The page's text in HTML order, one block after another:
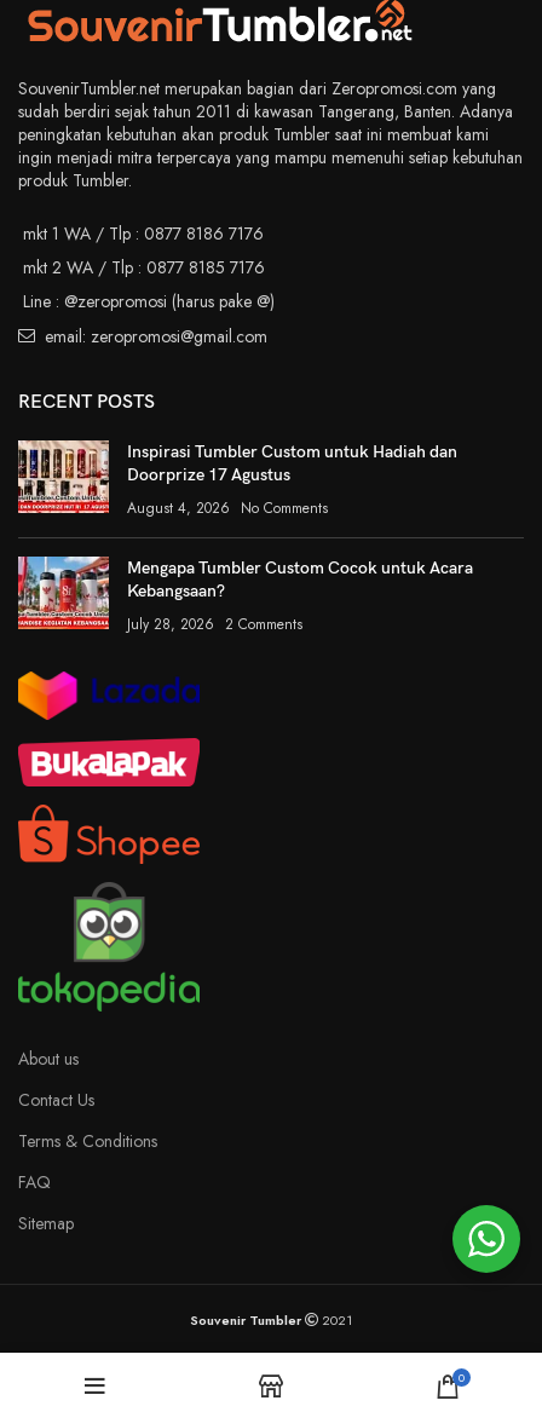
SouvenirTumbler.net merupakan bagian dari Zeropromosi.com yang
sudah berdiri sejak tahun 2011 di kawasan Tangerang, Banten. Adanya
peningkatan kebutuhan akan produk Tumbler saat ini membuat kami
ingin menjadi mitra terpercaya yang mampu memenuhi setiap kebutuhan
produk Tumbler.
mkt 1 WA / Tlp : 0877 8186 7176
mkt 2 WA / Tlp : 0877 8185 7176
Line : @zeropromosi (harus pake @)
email: zeropromosi@gmail.com
RECENT POSTS
Inspirasi Tumbler Custom untuk Hadiah dan
Doorprize 17 Agustus
August 4, 2026 No Comments
Mengapa Tumbler Custom Cocok untuk Acara
Kebangsaan?
July 28, 2026 2 Comments
About us
Contact Us
Terms & Conditions
FAQ
Sitemap
Souvenir Tumbler 2021
0